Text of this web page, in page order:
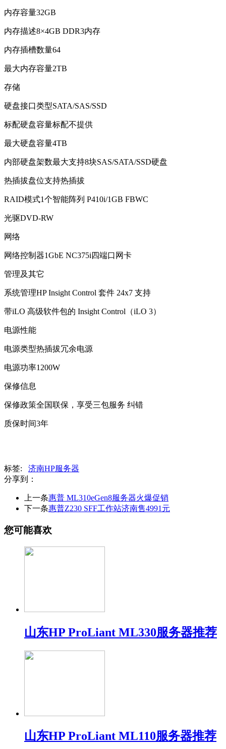
内存容量32GB
内存描述8×4GB DDR3内存
内存插槽数量64
最大内存容量2TB
存储
硬盘接口类型SATA/SAS/SSD
标配硬盘容量标配不提供
最大硬盘容量4TB
内部硬盘架数最大支持8块SAS/SATA/SSD硬盘
热插拔盘位支持热插拔
RAID模式1个智能阵列 P410i/1GB FBWC
光驱DVD-RW
网络
网络控制器1GbE NC375i四端口网卡
管理及其它
系统管理HP Insight Control 套件 24x7 支持
带iLO 高级软件包的 Insight Control（iLO 3）
电源性能
电源类型热插拔冗余电源
电源功率1200W
保修信息
保修政策全国联保，享受三包服务 纠错
质保时间3年
标签:
济南HP服务器
分享到：
上一条惠普 ML310eGen8服务器火爆促销
下一条惠普Z230 SFF工作站济南售4991元
您可能喜欢
山东HP ProLiant ML330服务器推荐
山东HP ProLiant ML110服务器推荐